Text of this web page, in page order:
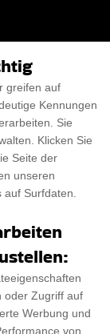
greifen auf
Kennungen
Sie
Klicken Sie
Seite der
unseren
Surfdaten.
oder Zugriff auf
Werbung und
von